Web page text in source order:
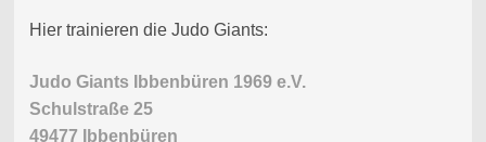
Hier trainieren die Judo Giants:
Judo Giants Ibbenbüren 1969 e.V.
Schulstraße 25
49477 Ibbenbüren